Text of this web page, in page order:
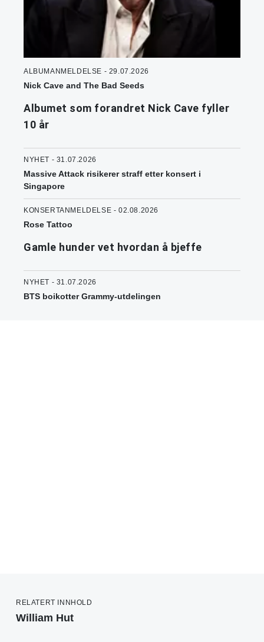
ALBUMANMELDELSE - 29.07.2026
Nick Cave and The Bad Seeds
Albumet som forandret Nick Cave fyller
10 år
NYHET - 31.07.2026
Massive Attack risikerer straff etter konsert i
Singapore
KONSERTANMELDELSE - 02.08.2026
Rose Tattoo
Gamle hunder vet hvordan å bjeffe
NYHET - 31.07.2026
BTS boikotter Grammy-utdelingen
RELATERT INNHOLD
William Hut